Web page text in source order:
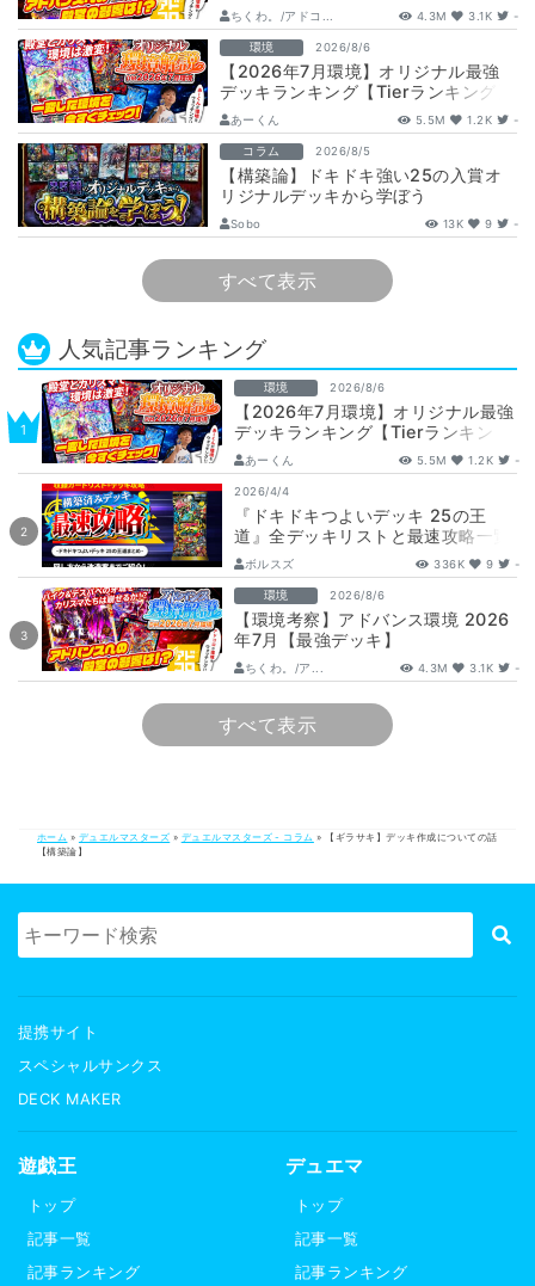
ちくわ。/アドコ... 4.3M 3.1K -
環境 2026/8/6
【2026年7月環境】オリジナル最強
デッキランキング【Tierランキング】
あーくん 5.5M 1.2K -
コラム 2026/8/5
【構築論】ドキドキ強い25の入賞オ
リジナルデッキから学ぼう
【DuelMastersMemory5日目】
Sobo 13K 9 -
すべて表示
人気記事ランキング
環境 2026/8/6
【2026年7月環境】オリジナル最強
デッキランキング【Tierランキン
グ】
あーくん 5.5M 1.2K -
2026/4/4
『ドキドキつよいデッキ 25の王
道』全デッキリストと最速攻略一覧
【DM26-SD1】
ボルスズ 336K 9 -
環境 2026/8/6
【環境考察】アドバンス環境 2026
年7月【最強デッキ】
ちくわ。/ア... 4.3M 3.1K -
すべて表示
ホーム » デュエルマスターズ » デュエルマスターズ - コラム »
【ギラサキ】デッキ作成についての話
【構築論】
提携サイト
スペシャルサンクス
DECK MAKER
遊戯王
トップ
記事一覧
記事ランキング
デュエマ
トップ
記事一覧
記事ランキング